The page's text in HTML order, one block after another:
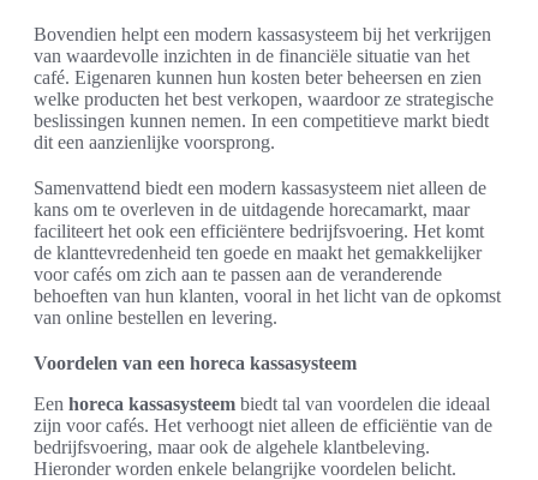
Bovendien helpt een modern kassasysteem bij het verkrijgen
van waardevolle inzichten in de financiële situatie van het
café. Eigenaren kunnen hun kosten beter beheersen en zien
welke producten het best verkopen, waardoor ze strategische
beslissingen kunnen nemen. In een competitieve markt biedt
dit een aanzienlijke voorsprong.
Samenvattend biedt een modern kassasysteem niet alleen de
kans om te overleven in de uitdagende horecamarkt, maar
faciliteert het ook een efficiëntere bedrijfsvoering. Het komt
de klanttevredenheid ten goede en maakt het gemakkelijker
voor cafés om zich aan te passen aan de veranderende
behoeften van hun klanten, vooral in het licht van de opkomst
van online bestellen en levering.
Voordelen van een horeca kassasysteem
Een horeca kassasysteem biedt tal van voordelen die ideaal
zijn voor cafés. Het verhoogt niet alleen de efficiëntie van de
bedrijfsvoering, maar ook de algehele klantbeleving.
Hieronder worden enkele belangrijke voordelen belicht.